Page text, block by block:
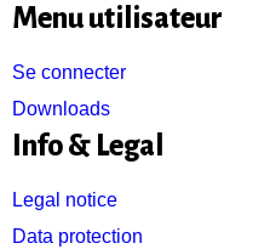
Menu utilisateur
Se connecter
Downloads
Info & Legal
Legal notice
Data protection